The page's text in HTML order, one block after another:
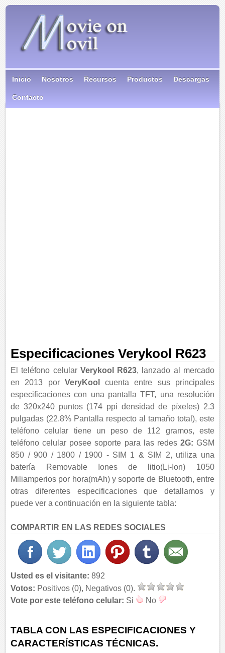
Inicio Nosotros Recursos Productos Descargas
Contacto
Especificaciones Verykool R623
El teléfono celular Verykool R623, lanzado al mercado
en 2013 por VeryKool
cuenta entre sus principales
especificaciones con una pantalla TFT, una resolución
de 320x240 puntos (174 ppi densidad de píxeles) 2.3
pulgadas (22.8% Pantalla respecto al tamaño total), este
teléfono celular tiene un peso de 112 gramos, este
teléfono celular posee soporte para las redes 2G: GSM
850 / 900 / 1800 / 1900 - SIM 1 & SIM 2, utiliza una
batería Removable Iones de litio(Li-Ion) 1050
Miliamperios por hora(mAh) y soporte de Bluetooth, entre
otras diferentes especificaciones que detallamos y
puede ver a continuación en la siguiente tabla:
COMPARTIR EN LAS REDES SOCIALES
Usted es el visitante: 892
Votos: Positivos (0), Negativos (0).
Vote por este teléfono celular: Si No
TABLA CON LAS ESPECIFICACIONES Y
CARACTERÍSTICAS TÉCNICAS.